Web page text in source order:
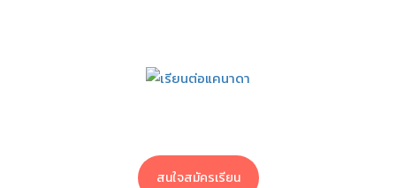
สนใจสมัครเรียน